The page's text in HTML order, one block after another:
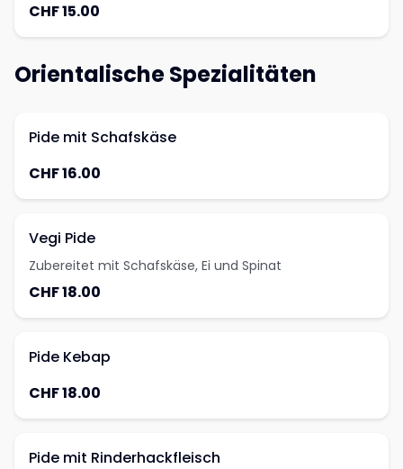
CHF 15.00
Orientalische Spezialitäten
Pide mit Schafskäse
CHF 16.00
Vegi Pide
Zubereitet mit Schafskäse, Ei und Spinat
CHF 18.00
Pide Kebap
CHF 18.00
Pide mit Rinderhackfleisch